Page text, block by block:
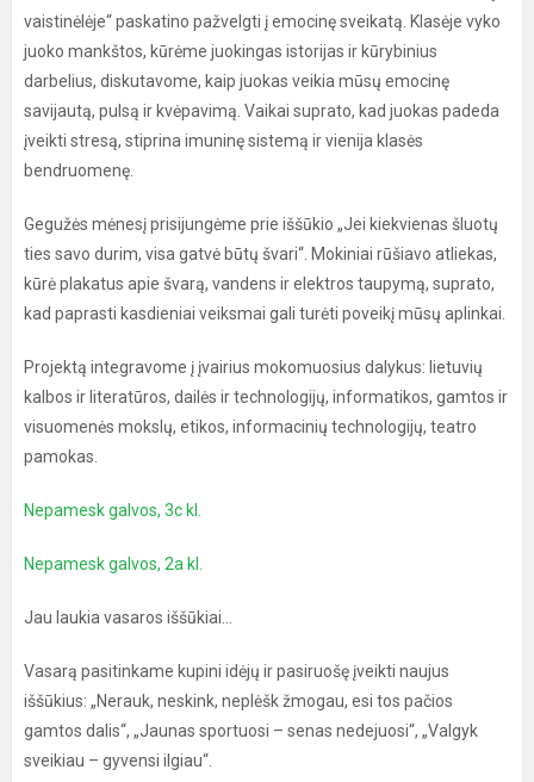
vaistinėlėje“ paskatino pažvelgti į emocinę sveikatą. Klasėje vyko
juoko mankštos, kūrėme juokingas istorijas ir kūrybinius
darbelius, diskutavome, kaip juokas veikia mūsų emocinę
savijautą, pulsą ir kvėpavimą. Vaikai suprato, kad juokas padeda
įveikti stresą, stiprina imuninę sistemą ir vienija klasės
bendruomenę.
Gegužės mėnesį prisijungėme prie iššūkio „Jei kiekvienas šluotų
ties savo durim, visa gatvė būtų švari“. Mokiniai rūšiavo atliekas,
kūrė plakatus apie švarą, vandens ir elektros taupymą, suprato,
kad paprasti kasdieniai veiksmai gali turėti poveikį mūsų aplinkai.
Projektą integravome į įvairius mokomuosius dalykus: lietuvių
kalbos ir literatūros, dailės ir technologijų, informatikos, gamtos ir
visuomenės mokslų, etikos, informacinių technologijų, teatro
pamokas.
Nepamesk galvos, 3c kl.
Nepamesk galvos, 2a kl.
Jau laukia vasaros iššūkiai...
Vasarą pasitinkame kupini idėjų ir pasiruošę įveikti naujus
iššūkius: „Nerauk, neskink, neplėšk žmogau, esi tos pačios
gamtos dalis“, „Jaunas sportuosi – senas nedejuosi“, „Valgyk
sveikiau – gyvensi ilgiau“.